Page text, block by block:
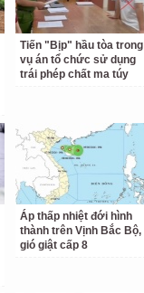
Tiến "Bịp" hầu tòa trong
vụ án tổ chức sử dụng
trái phép chất ma túy
Áp thấp nhiệt đới hình
thành trên Vịnh Bắc Bộ,
gió giật cấp 8